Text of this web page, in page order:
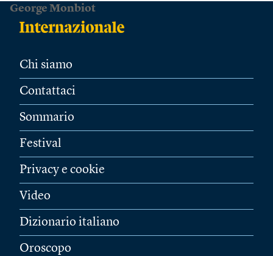
George Monbiot
Chi siamo
Contattaci
Sommario
Festival
Privacy e cookie
Video
Dizionario italiano
Oroscopo